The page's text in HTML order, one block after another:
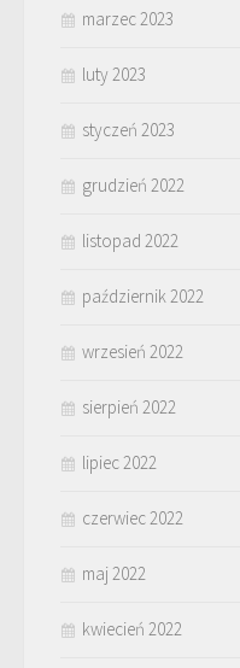
marzec 2023
luty 2023
styczeń 2023
grudzień 2022
listopad 2022
październik 2022
wrzesień 2022
sierpień 2022
lipiec 2022
czerwiec 2022
maj 2022
kwiecień 2022